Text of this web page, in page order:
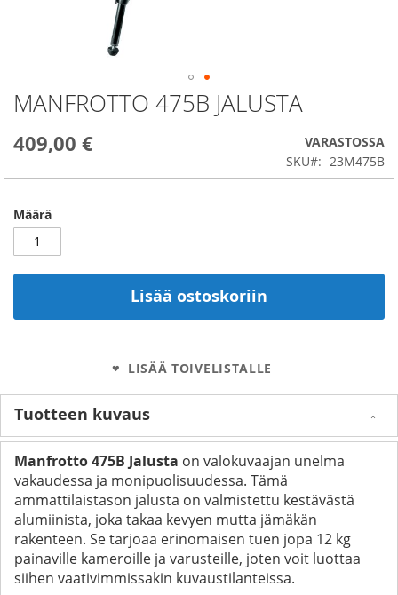
MANFROTTO 475B JALUSTA
409,00 €
VARASTOSSA
SKU
23M475B
Määrä
Lisää ostoskoriin
LISÄÄ TOIVELISTALLE
Skip
to
beginning
the
gallery
Tuotteen kuvaus
Manfrotto 475B Jalusta on valokuvaajan unelma
vakaudessa ja monipuolisuudessa. Tämä
ammattilaistason jalusta on valmistettu kestävästä
alumiinista, joka takaa kevyen mutta jämäkän
rakenteen. Se tarjoaa erinomaisen tuen jopa 12 kg
painaville kameroille ja varusteille, joten voit luottaa
siihen vaativimmissakin kuvaustilanteissa.